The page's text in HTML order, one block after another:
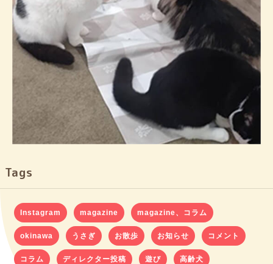
Tags
Instagram magazine magazine、コラム
okinawa うさぎ お散歩 お知らせ コメント
コラム ディレクター投稿 遊び 高齢犬